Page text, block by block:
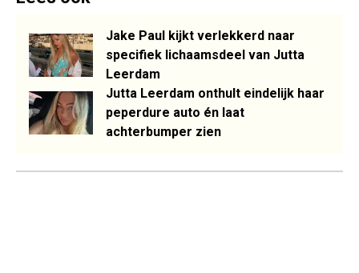
Jake Paul kijkt verlekkerd naar
specifiek lichaamsdeel van Jutta
Leerdam
Jutta Leerdam onthult eindelijk haar
peperdure auto én laat
achterbumper zien